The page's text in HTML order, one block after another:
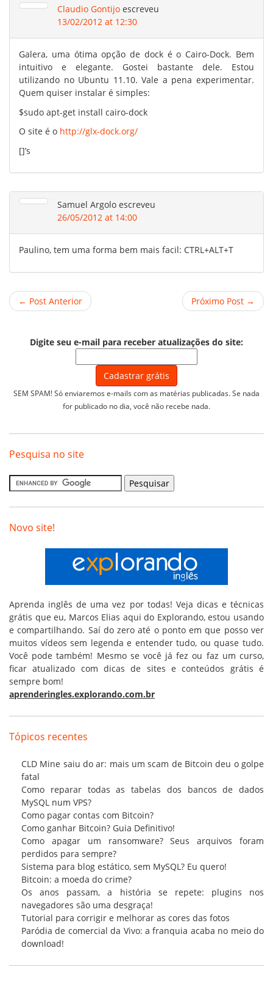
Claudio Gontijo escreveu
13/02/2012 at 12:30
Galera, uma ótima opção de dock é o Cairo-Dock. Bem
intuitivo e elegante. Gostei bastante dele. Estou
utilizando no Ubuntu 11.10. Vale a pena experimentar.
Quem quiser instalar é simples:
$sudo apt-get install cairo-dock
O site é o http://glx-dock.org/
[]’s
Samuel Argolo escreveu
26/05/2012 at 14:00
Paulino, tem uma forma bem mais facil: CTRL+ALT+T
← Post Anterior Próximo Post →
Digite seu e-mail para receber atualizações do site:
SEM SPAM! Só enviaremos e-mails com as matérias publicadas. Se nada
for publicado no dia, você não recebe nada.
Pesquisa no site
Novo site!
Aprenda inglês de uma vez por todas! Veja dicas e técnicas
grátis que eu, Marcos Elias aqui do Explorando, estou usando
e compartilhando. Saí do zero até o ponto em que posso ver
muitos vídeos sem legenda e entender tudo, ou quase tudo.
Você pode também! Mesmo se você já fez ou faz um curso,
ficar atualizado com dicas de sites e conteúdos grátis é
sempre bom!
aprenderingles.explorando.com.br
Tópicos recentes
CLD Mine saiu do ar: mais um scam de Bitcoin deu o golpe
fatal
Como reparar todas as tabelas dos bancos de dados
MySQL num VPS?
Como pagar contas com Bitcoin?
Como ganhar Bitcoin? Guia Definitivo!
Como apagar um ransomware? Seus arquivos foram
perdidos para sempre?
Sistema para blog estático, sem MySQL? Eu quero!
Bitcoin: a moeda do crime?
Os anos passam, a história se repete: plugins nos
navegadores são uma desgraça!
Tutorial para corrigir e melhorar as cores das fotos
Paródia de comercial da Vivo: a franquia acaba no meio do
download!